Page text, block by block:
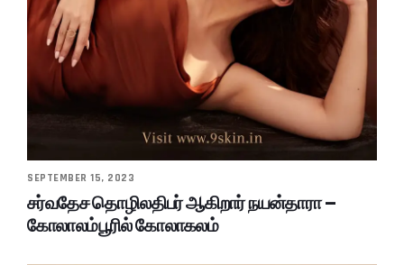
SEPTEMBER 15, 2023
சர்வதேச தொழிலதிபர் ஆகிறார் நயன்தாரா –
கோலாலம்பூரில் கோலாகலம்